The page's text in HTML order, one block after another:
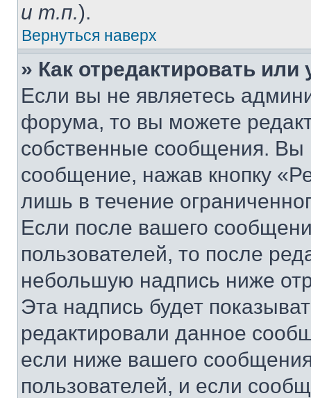
и т.п.).
Вернуться наверх
» Как отредактировать
Если вы не являетесь
форума, то вы можете
собственные сообщения. Вы
сообщение, нажав кнопку
лишь в течение
Если после вашего
пользователей, то после
небольшую надпись ниже
Эта надпись будет
редактировали данное
если ниже вашего
пользователей, и если